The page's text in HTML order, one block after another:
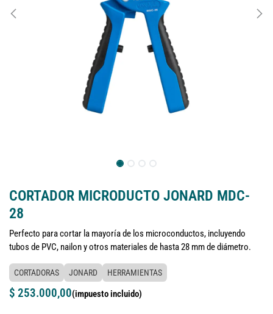
CORTADOR MICRODUCTO JONARD MDC-
28
Perfecto para cortar la mayoría de los microconductos, incluyendo
tubos de PVC, nailon y otros materiales de hasta 28 mm de diámetro.
CORTADORAS JONARD HERRAMIENTAS
$ 253.000,00(impuesto incluido)